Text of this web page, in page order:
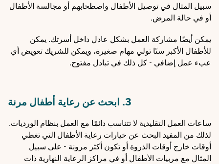
سبيل المثال في توصيل الأطفال واصطحابهم أو مجالسة الأطفال
أو في حالة المرض.
يمكن أيضًا مشاركة العمل بشكل عادل داخل أسرتك. يمكن
للأطفال الأكبر سنًا تولي مهام صغيرة، ويمكن للشريك تعويض أي
عبء عمل إضافي - كل ذلك في تبادل مفتوح.
3. ابحث عن رعاية أطفال مرنة
ساعات العمل التقليدية لا تتناسب دائمًا مع العمل بنظام الورديات.
لذلك من المفيد البحث عن خيارات رعاية الأطفال التي تغطي
أوقات خارج أوقات الذروة أو تكون أكثر مرونة - على سبيل
المثال مع مربيات الأطفال أو في مراكز الرعاية النهارية ذات